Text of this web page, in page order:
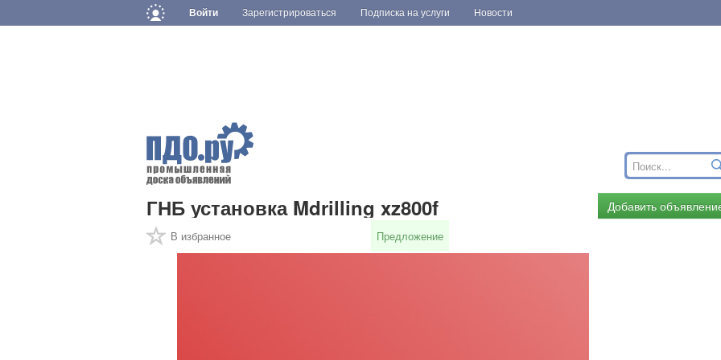
Войти Зарегистрироваться Подписка на услуги Новости
ГНБ установка Mdrilling xz800f Добавить
В избранное Предложение